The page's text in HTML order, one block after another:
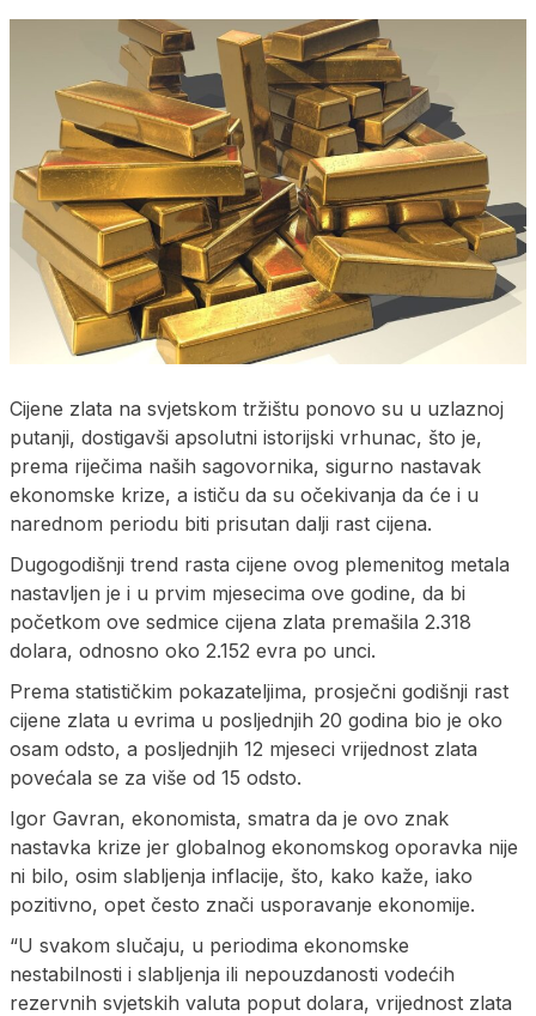
Cijene zlata na svjetskom tržištu ponovo su u uzlaznoj
putanji, dostigavši apsolutni istorijski vrhunac, što je,
prema riječima naših sagovornika, sigurno nastavak
ekonomske krize, a ističu da su očekivanja da će i u
narednom periodu biti prisutan dalji rast cijena.
Dugogodišnji trend rasta cijene ovog plemenitog metala
nastavljen je i u prvim mjesecima ove godine, da bi
početkom ove sedmice cijena zlata premašila 2.318
dolara, odnosno oko 2.152 evra po unci.
Prema statističkim pokazateljima, prosječni godišnji rast
cijene zlata u evrima u posljednjih 20 godina bio je oko
osam odsto, a posljednjih 12 mjeseci vrijednost zlata
povećala se za više od 15 odsto.
Igor Gavran, ekonomista, smatra da je ovo znak
nastavka krize jer globalnog ekonomskog oporavka nije
ni bilo, osim slabljenja inflacije, što, kako kaže, iako
pozitivno, opet često znači usporavanje ekonomije.
“U svakom slučaju, u periodima ekonomske
nestabilnosti i slabljenja ili nepouzdanosti vodećih
rezervnih svjetskih valuta poput dolara, vrijednost zlata